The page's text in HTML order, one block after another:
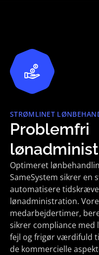
STRØMLINET
Problemfri
Optimeret
SameSystem sikrer en
automatisere
lønadministration.
medarbejdertimer,
sikrer compliance
fejl og frigør værdifuld
de kommercielle